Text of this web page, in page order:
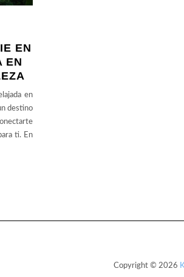
EN
EN
en
destino
ti. En
Copyright © 2026